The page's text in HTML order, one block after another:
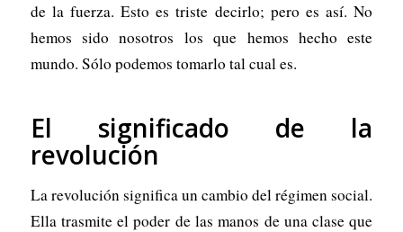
de la fuerza. Esto es triste decirlo; pero es así. No
hemos sido nosotros los que hemos hecho este
mundo. Sólo podemos tomarlo tal cual es.
El significado de la
revolución
La revolución significa un cambio del régimen social.
Ella trasmite el poder de las manos de una clase que